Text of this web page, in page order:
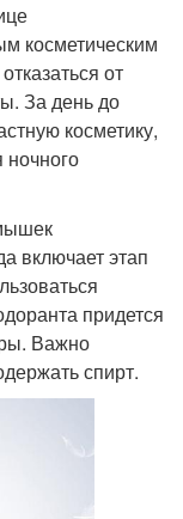
косметическим
от
За день до
косметику,
ночного
включает этап
придется
Важно
спирт.